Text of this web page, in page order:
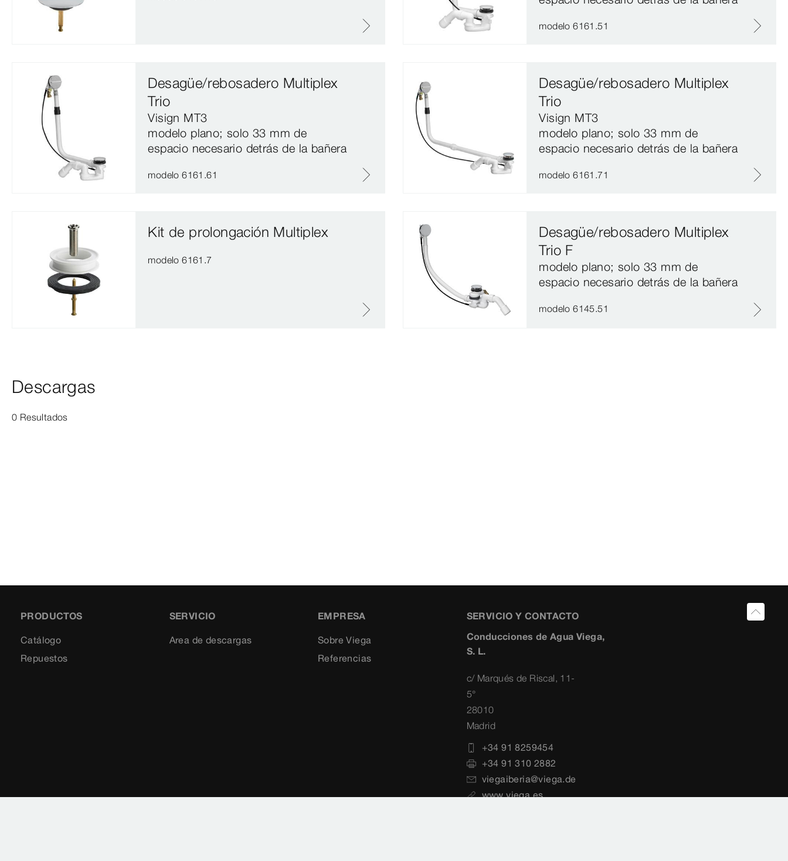
modelo 6161.51
Desagüe/rebosadero Multiplex
Trio
Visign MT3
modelo plano; solo 33 mm de
espacio necesario detrás de la bañera
modelo 6161.61
Desagüe/rebosadero Multiplex
Trio
Visign MT3
modelo plano; solo 33 mm de
espacio necesario detrás de la bañera
modelo 6161.71
Kit de prolongación Multiplex
modelo 6161.7
Desagüe/rebosadero Multiplex
Trio F
modelo plano; solo 33 mm de
espacio necesario detrás de la bañera
modelo 6145.51
Descargas
0 Resultados
PRODUCTOS
Catálogo
Repuestos
SERVICIO
Area de descargas
EMPRESA
Sobre Viega
Referencias
SERVICIO Y CONTACTO
Conducciones de Agua Viega,
S. L.
c/ Marqués de Riscal, 11-
5°
28010
Madrid
+34 91 8259454
+34 91 310 2882
viegaiberia@viega.de
www.viega.es